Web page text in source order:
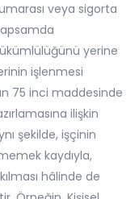
veya sigorta
yerine
işlenmesi
75 inci maddesinde
ilişkin
şekilde, işçinin
kaydıyla,
hâlinde de